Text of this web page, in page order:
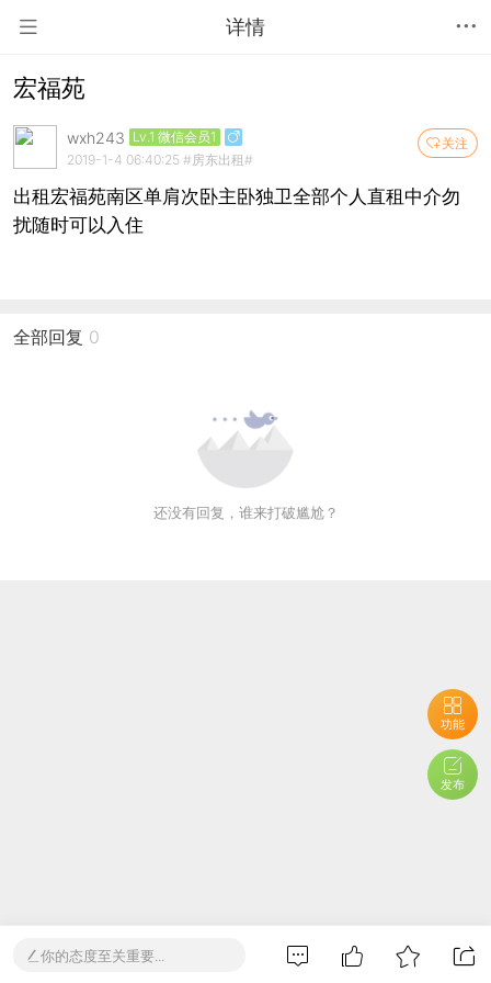
详情
功能
发布
宏福苑
关注
wxh243 Lv.1 微信会员1
2019-1-4 06:40:25 #房东出租#
出租宏福苑南区单肩次卧主卧独卫全部个人直租中介勿
扰随时可以入住
全部回复 0
还没有回复，谁来打破尴尬？
你的态度至关重要...